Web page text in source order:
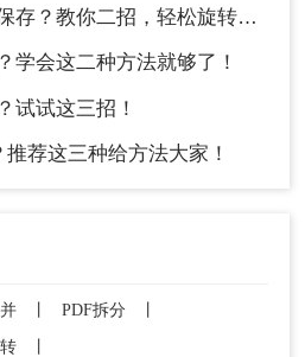
您可以选择保存该文件到指
保存旋转后的PDF文件时，
置了虚拟打印机，并注意检
项是否生效。
转后如何保存的全部方法介
，您都可以轻松实现PDF
据自己的需求和实际情况
？教你二招，轻松旋转PDF！
学会这二种方法就够了！
试试这三招！
荐这三种给方法大家！
PDF拆分